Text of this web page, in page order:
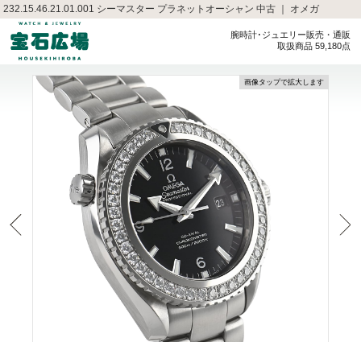
232.15.46.21.01.001 シーマスター プラネットオーシャン 中古 ｜ オメガ
腕時計･ジュエリー販売・通販
取扱商品 59,180点
画像タップで拡大します